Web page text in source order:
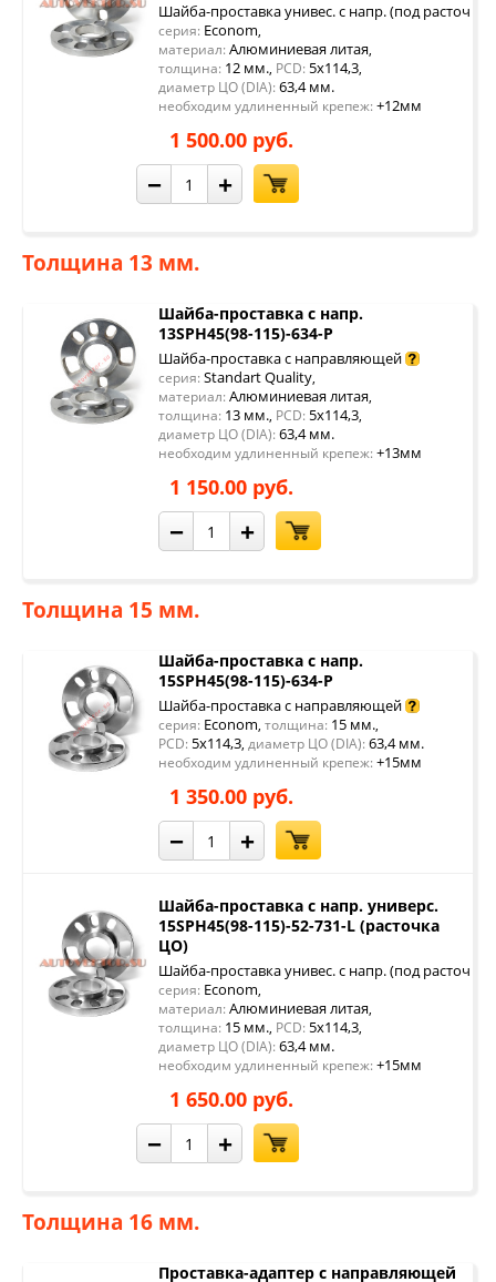
Шайба-проставка унивес. с напр. (под расточку
серия: Econom,
материал: Алюминиевая литая,
толщина: 12 мм., PCD: 5x114,3,
диаметр ЦО (DIA): 63,4 мм.
необходим удлиненный крепеж: +12мм
1 500.00 руб.
− +
Толщина 13 мм.
Шайба-проставка с напр.
13SPH45(98-115)-634-P
Шайба-проставка с направляющей
серия: Standart Quality,
материал: Алюминиевая литая,
толщина: 13 мм., PCD: 5x114,3,
диаметр ЦО (DIA): 63,4 мм.
необходим удлиненный крепеж: +13мм
1 150.00 руб.
− +
Толщина 15 мм.
Шайба-проставка с напр.
15SPH45(98-115)-634-P
Шайба-проставка с направляющей
серия: Econom, толщина: 15 мм.,
PCD: 5x114,3, диаметр ЦО (DIA): 63,4 мм.
необходим удлиненный крепеж: +15мм
1 350.00 руб.
− +
Шайба-проставка с напр. универс.
15SPH45(98-115)-52-731-L (расточка
ЦО)
Шайба-проставка унивес. с напр. (под расточку
серия: Econom,
материал: Алюминиевая литая,
толщина: 15 мм., PCD: 5x114,3,
диаметр ЦО (DIA): 63,4 мм.
необходим удлиненный крепеж: +15мм
1 650.00 руб.
− +
Толщина 16 мм.
Проставка-адаптер с направляющей